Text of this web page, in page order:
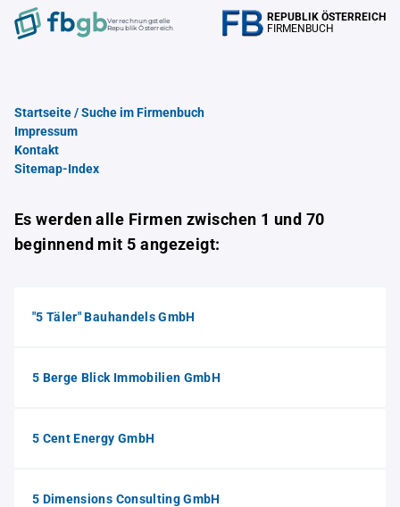
Verrechnungstelle
Republik Österreich
REPUBLIK ÖSTERREICH
FIRMENBUCH
Startseite / Suche im Firmenbuch
Impressum
Kontakt
Sitemap-Index
Es werden alle Firmen zwischen 1 und 70
beginnend mit 5 angezeigt:
"5 Täler" Bauhandels GmbH
5 Berge Blick Immobilien GmbH
5 Cent Energy GmbH
5 Dimensions Consulting GmbH